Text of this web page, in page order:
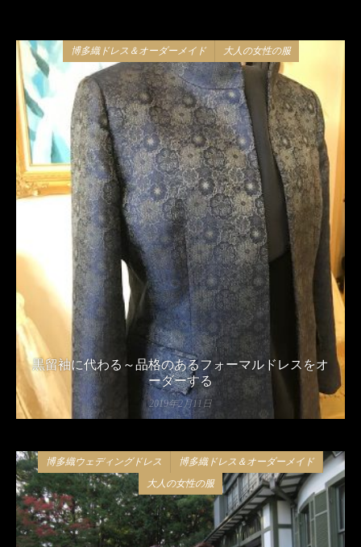
博多織ドレス＆オーダーメイド 大人の女性の服
黒留袖に代わる～品格のあるフォーマルドレスをオ
ーダーする
2019年2月11日
博多織ウェディングドレス
博多織ドレス＆オーダーメイド
大人の女性の服